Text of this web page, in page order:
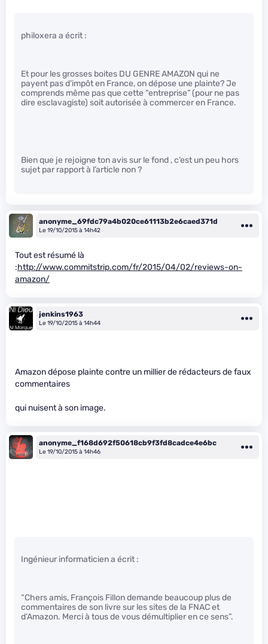
philoxera a écrit :
Et pour les grosses boites DU GENRE AMAZON qui ne
payent pas d’impôt en France, on dépose une plainte? Je
comprends même pas que cette “entreprise” (pour ne pas
dire esclavagiste) soit autorisée à commercer en France.
Bien que je rejoigne ton avis sur le fond , c’est un peu hors
sujet par rapport à l’article non ?
anonyme_69fdc79a4b020ce61113b2e6caed371d
Le 19/10/2015 à 14h42
Tout est résumé là
:http://www.commitstrip.com/fr/2015/04/02/reviews-on-
amazon/
jenkins1963
Le 19/10/2015 à 14h44
Amazon dépose plainte contre un millier de rédacteurs de faux
commentaires
qui nuisent à son image.
anonyme_f168d692f50618cb9f3fd8cadce4e6bc
Le 19/10/2015 à 14h46
Ingénieur informaticien a écrit :
“Chers amis, François Fillon demande beaucoup plus de
commentaires de son livre sur les sites de la FNAC et
d’Amazon. Merci à tous de vous démultiplier en ce sens”.